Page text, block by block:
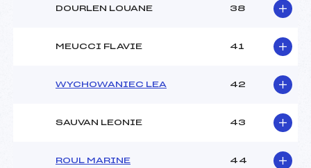
DOURLEN LOUANE 38
MEUCCI FLAVIE 41
WYCHOWANIEC LEA 42
SAUVAN LEONIE 43
ROUL MARINE 44